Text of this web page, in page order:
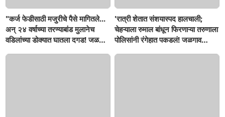
"कर्ज फेडीसाठी मजुरीचे पैसे मागितले...
अन् २४ वर्षाच्या तरण्याबांड मुलानेच
वडिलांच्या डोक्यात घातला दगड! जळगाव
'रात्री शेतात संशयास्पद हालचाली;
चेहऱ्याला रुमाल बांधून फिरणाऱ्या तरुणाला
पोलिसांनी रंगेहात पकडलं! जळगाव